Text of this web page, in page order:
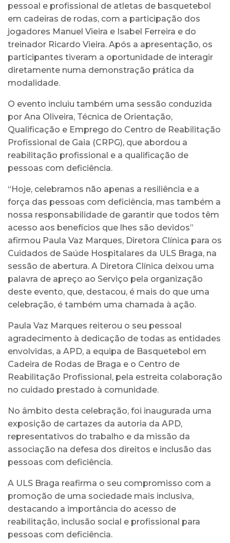
pessoal e profissional de atletas de basquetebol
em cadeiras de rodas, com a participação dos
jogadores Manuel Vieira e Isabel Ferreira e do
treinador Ricardo Vieira. Após a apresentação, os
participantes tiveram a oportunidade de interagir
diretamente numa demonstração prática da
modalidade.
O evento incluiu também uma sessão conduzida
por Ana Oliveira, Técnica de Orientação,
Qualificação e Emprego do Centro de Reabilitação
Profissional de Gaia (CRPG), que abordou a
reabilitação profissional e a qualificação de
pessoas com deficiência.
“Hoje, celebramos não apenas a resiliência e a
força das pessoas com deficiência, mas também a
nossa responsabilidade de garantir que todos têm
acesso aos benefícios que lhes são devidos”
afirmou Paula Vaz Marques, Diretora Clínica para os
Cuidados de Saúde Hospitalares da ULS Braga, na
sessão de abertura. A Diretora Clínica deixou uma
palavra de apreço ao Serviço pela organização
deste evento, que, destacou, é mais do que uma
celebração, é também uma chamada à ação.
Paula Vaz Marques reiterou o seu pessoal
agradecimento à dedicação de todas as entidades
envolvidas, a APD, a equipa de Basquetebol em
Cadeira de Rodas de Braga e o Centro de
Reabilitação Profissional, pela estreita colaboração
no cuidado prestado à comunidade.
No âmbito desta celebração, foi inaugurada uma
exposição de cartazes da autoria da APD,
representativos do trabalho e da missão da
associação na defesa dos direitos e inclusão das
pessoas com deficiência.
A ULS Braga reafirma o seu compromisso com a
promoção de uma sociedade mais inclusiva,
destacando a importância do acesso de
reabilitação, inclusão social e profissional para
pessoas com deficiência.